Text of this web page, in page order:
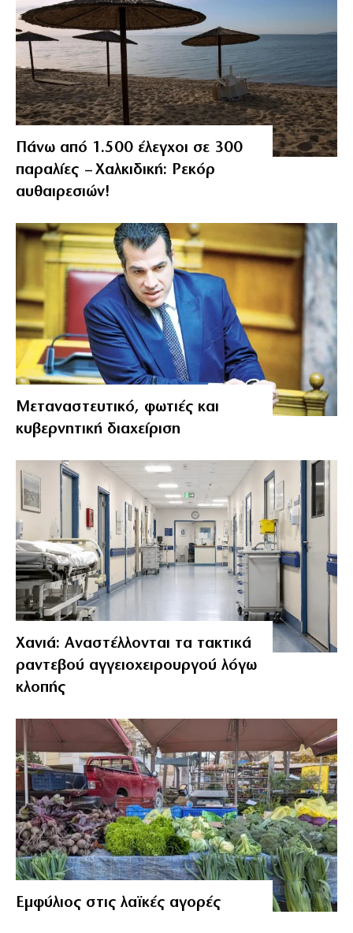
Πάνω από 1.500 έλεγχοι σε 300
παραλίες – Χαλκιδική: Ρεκόρ
αυθαιρεσιών!
Μεταναστευτικό, φωτιές και
κυβερνητική διαχείριση
Χανιά: Αναστέλλονται τα τακτικά
ραντεβού αγγειοχειρουργού λόγω
κλοπής
Εμφύλιος στις λαϊκές αγορές